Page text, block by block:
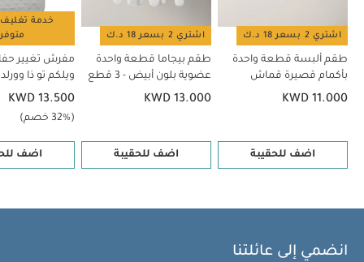
اشتري 2 بسعر 18 د.ك
طقم ألبسة قطعة واحدة
بأكمام قصيرة قماش
عضوي بلون أبيض - 5 قطع
KWD 11.000
اضف للحقيبة
اشتري 2 بسعر 18 د.ك
طقم بيجاما قطعة واحدة
عضوية بلون أبيض - 3 قطع
KWD 13.000
اضف للحقيبة
خدمة تغليف
مفرش تغيير
ويلكم تو ذا
بتصميم صدفي
KWD 13.500
(32% خصم)
اضف
انضمي إلى عائلتنا